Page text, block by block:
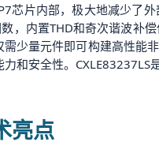
芯片内部，极大地减少了
，内置THD和奇次谐波补
少量元件即可构建高性能
和安全性。
亮点